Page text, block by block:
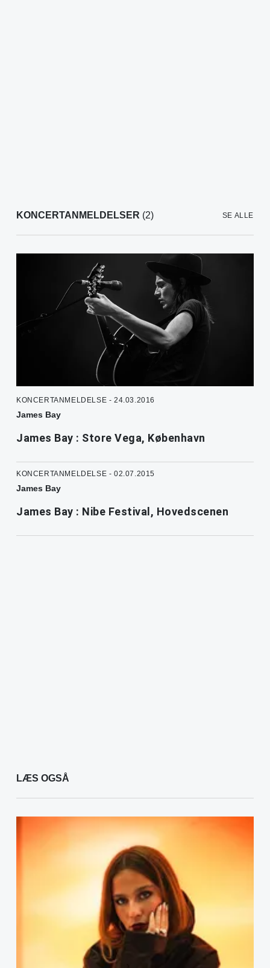
KONCERTANMELDELSER (2) SE ALLE
KONCERTANMELDELSE - 24.03.2016
James Bay
James Bay : Store Vega, København
KONCERTANMELDELSE - 02.07.2015
James Bay
James Bay : Nibe Festival, Hovedscenen
LÆS OGSÅ